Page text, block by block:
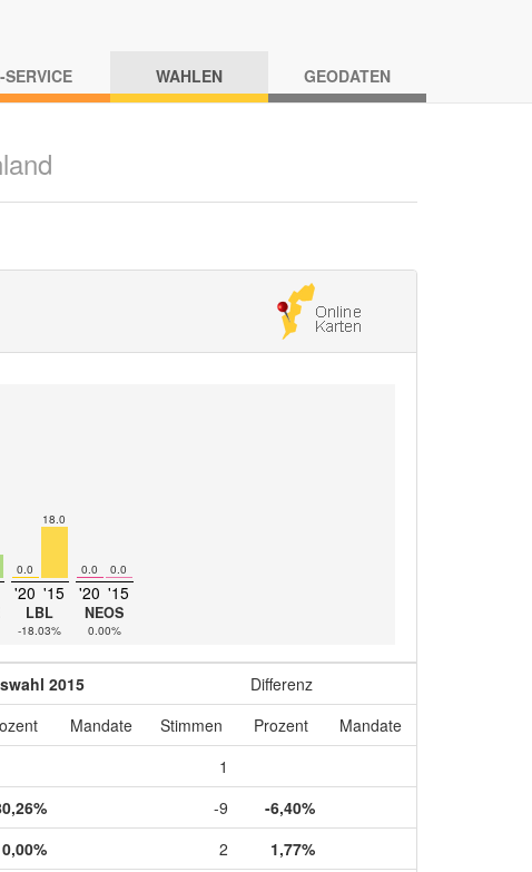
SERVICE WAHLEN GEODATEN
0.0
18.0
'20 '15
LBL
-18.03%
0.0 0.0
'20 '15
NEOS
0.00%
2015
Differenz
Mandate Stimmen Prozent
Mandate
1
-9
-6,40%
0,00% 2
1,77%